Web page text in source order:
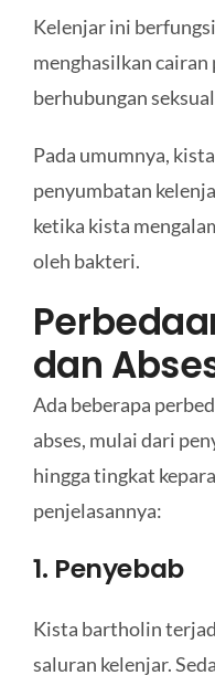
Kelenjar ini
menghasilkan cairan
berhubungan
Pada umumnya,
penyumbatan
ketika kista
oleh bakteri.
dan
Ada beberapa
abses, mulai dari
hingga tingkat
penjelasannya:
1. Penyebab
Kista bartholin
saluran kelenjar.